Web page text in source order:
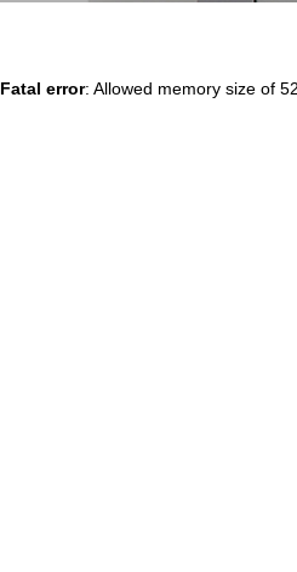
Fatal error: Allowed memory size of